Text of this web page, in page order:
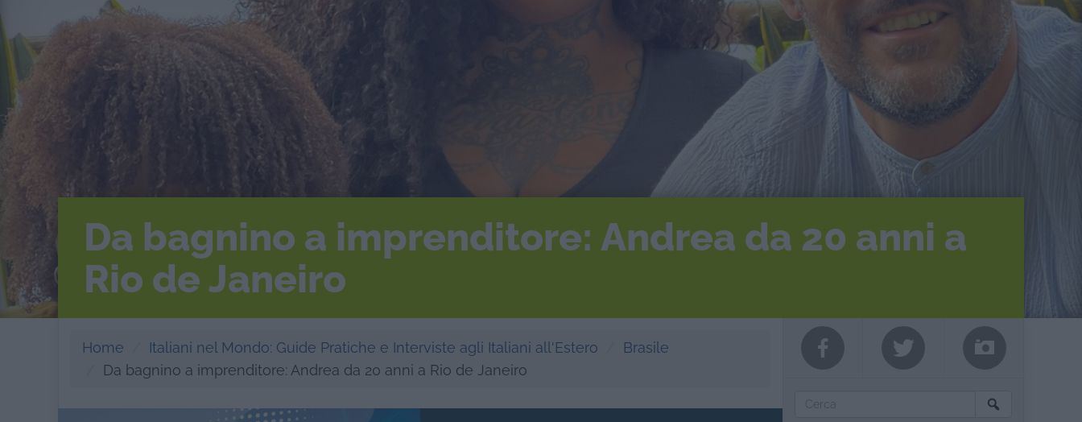
Da bagnino a imprenditore: Andrea da 20 anni a
Rio de Janeiro
Home Italiani nel Mondo: Guide Pratiche e Interviste agli Italiani all'Estero
Brasile
Da bagnino a imprenditore: Andrea da 20 anni a Rio de Janeiro